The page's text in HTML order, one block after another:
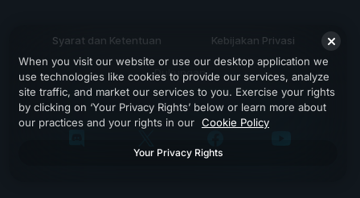
Syarat dan Ketentuan Kebijakan Privasi
Dukungan
When you visit our website or use our desktop application we
use technologies like cookies to provide our services, analyze
site traffic, and market our services to you. Exercise your rights
by clicking on ‘Your Privacy Rights’ below or learn more about
our practices and your rights in our Cookie Policy
Your Privacy Rights